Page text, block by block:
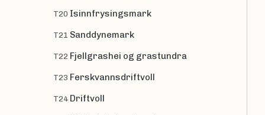
T20 Isinnfrysingsmark
T21 Sanddynemark
T22 Fjellgrashei og grastundra
T23 Ferskvannsdriftvoll
T24 Driftvoll